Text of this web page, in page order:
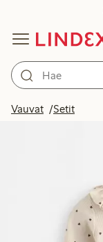
Vauvat Setit